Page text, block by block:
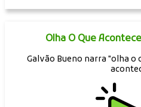
Olha O Que
Galvão Bueno narra "olha o